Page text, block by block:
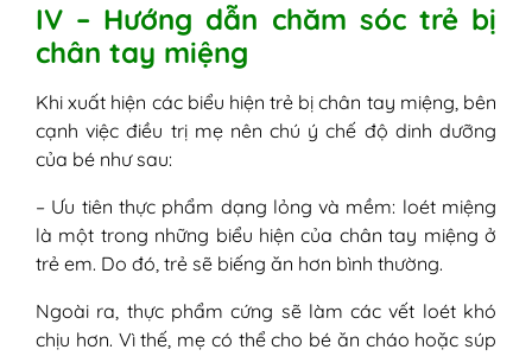
IV – Hướng dẫn chăm sóc trẻ bị
chân tay miệng
Khi xuất hiện các biểu hiện trẻ bị chân tay miệng, bên
cạnh việc điều trị mẹ nên chú ý chế độ dinh dưỡng
của bé như sau:
– Ưu tiên thực phẩm dạng lỏng và mềm: loét miệng
là một trong những biểu hiện của chân tay miệng ở
trẻ em. Do đó, trẻ sẽ biếng ăn hơn bình thường.
Ngoài ra, thực phẩm cứng sẽ làm các vết loét khó
chịu hơn. Vì thế, mẹ có thể cho bé ăn cháo hoặc súp